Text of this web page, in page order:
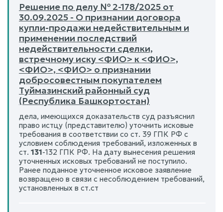
Решение по делу № 2-178/2025 от
30.09.2025 - О признании договора
купли-продажи недействительным и
применении последствий
недействительности сделки,
встречному иску <ФИО> к <ФИО>,
<ФИО>, <ФИО> о признании
добросовестным покупателем
Туймазинский районный суд
(Республика Башкортостан)
дела, имеющихся доказательств суд разъяснил
право истцу (представителю) уточнить исковые
требования в соответствии со ст. 39 ГПК РФ с
условием соблюдения требований, изложенных в
ст. 131-132 ГПК РФ. На дату вынесения решения
уточненных исковых требований не поступило.
Ранее поданное уточненное исковое заявление
возвращено в связи с несоблюдением требований,
установленных в ст.ст